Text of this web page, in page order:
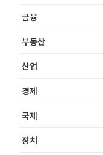
금융
부동산
산업
경제
국제
정치